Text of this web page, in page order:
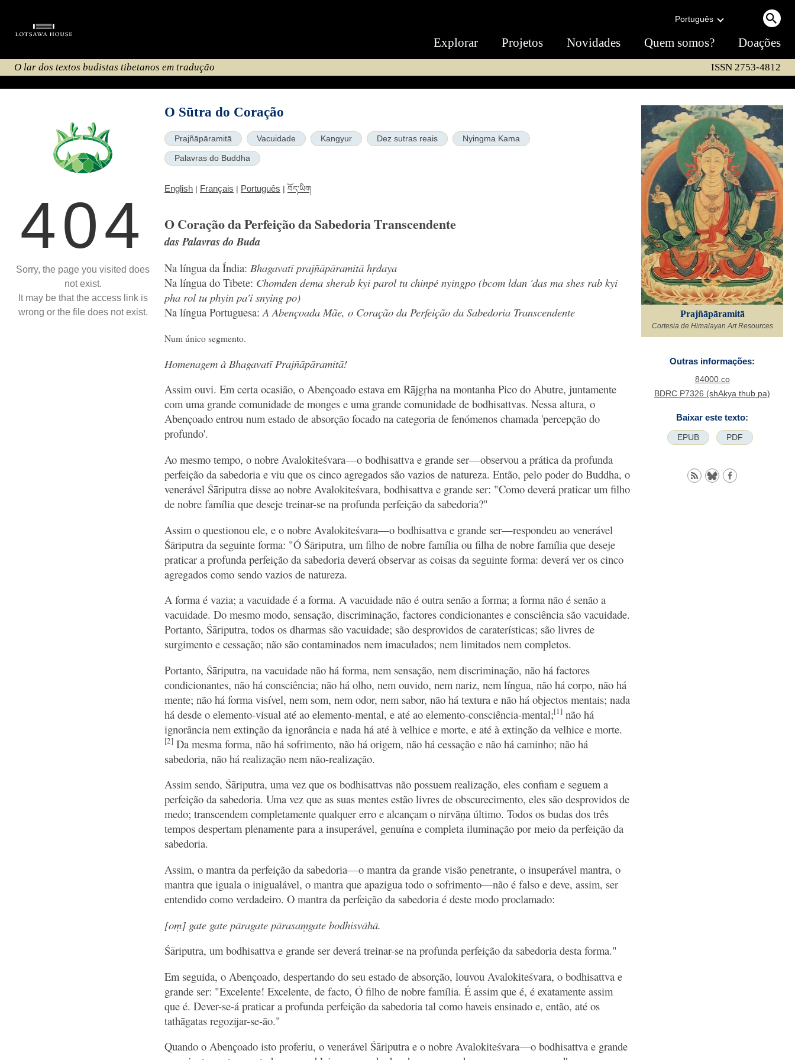
Português
Explorar Projetos Novidades Quem somos? Doações
O lar dos textos budistas tibetanos em tradução ISSN 2753-4812
404
Sorry, the page you visited does
not exist.
It may be that the access link is
wrong or the file does not exist.
O Sūtra do Coração
Prajñāpāramitā Vacuidade Kangyur Dez sutras reais Nyingma Kama
Palavras do Buddha
English | Français | Português | བོད་ཡིག
O Coração da Perfeição da Sabedoria Transcendente
das Palavras do Buda
Na língua da Índia: Bhagavatī prajñāpāramitā hṛdaya
Na língua do Tibete: Chomden dema sherab kyi parol tu chinpé nyingpo (bcom ldan 'das ma shes rab kyi
pha rol tu phyin pa'i snying po)
Na língua Portuguesa: A Abençoada Mãe, o Coração da Perfeição da Sabedoria Transcendente
Num único segmento.
Homenagem à Bhagavatī Prajñāpāramitā!
Assim ouvi. Em certa ocasião, o Abençoado estava em Rājgṛha na montanha Pico do Abutre, juntamente
com uma grande comunidade de monges e uma grande comunidade de bodhisattvas. Nessa altura, o
Abençoado entrou num estado de absorção focado na categoria de fenómenos chamada 'percepção do
profundo'.
Ao mesmo tempo, o nobre Avalokiteśvara—o bodhisattva e grande ser—observou a prática da profunda
perfeição da sabedoria e viu que os cinco agregados são vazios de natureza. Então, pelo poder do Buddha, o
venerável Śāriputra disse ao nobre Avalokiteśvara, bodhisattva e grande ser: "Como deverá praticar um filho
de nobre família que deseje treinar-se na profunda perfeição da sabedoria?"
Assim o questionou ele, e o nobre Avalokiteśvara—o bodhisattva e grande ser—respondeu ao venerável
Śāriputra da seguinte forma: "Ó Śāriputra, um filho de nobre família ou filha de nobre família que deseje
praticar a profunda perfeição da sabedoria deverá observar as coisas da seguinte forma: deverá ver os cinco
agregados como sendo vazios de natureza.
A forma é vazia; a vacuidade é a forma. A vacuidade não é outra senão a forma; a forma não é senão a
vacuidade. Do mesmo modo, sensação, discriminação, factores condicionantes e consciência são vacuidade.
Portanto, Śāriputra, todos os dharmas são vacuidade; são desprovidos de caraterísticas; são livres de
surgimento e cessação; não são contaminados nem imaculados; nem limitados nem completos.
Portanto, Śāriputra, na vacuidade não há forma, nem sensação, nem discriminação, não há factores
condicionantes, não há consciência; não há olho, nem ouvido, nem nariz, nem língua, não há corpo, não há
mente; não há forma visível, nem som, nem odor, nem sabor, não há textura e não há objectos mentais; nada
há desde o elemento-visual até ao elemento-mental, e até ao elemento-consciência-mental;[1] não há
ignorância nem extinção da ignorância e nada há até à velhice e morte, e até à extinção da velhice e morte.
[2] Da mesma forma, não há sofrimento, não há origem, não há cessação e não há caminho; não há
sabedoria, não há realização nem não-realização.
Assim sendo, Śāriputra, uma vez que os bodhisattvas não possuem realização, eles confiam e seguem a
perfeição da sabedoria. Uma vez que as suas mentes estão livres de obscurecimento, eles são desprovidos de
medo; transcendem completamente qualquer erro e alcançam o nirvāṇa último. Todos os budas dos três
tempos despertam plenamente para a insuperável, genuína e completa iluminação por meio da perfeição da
sabedoria.
Assim, o mantra da perfeição da sabedoria—o mantra da grande visão penetrante, o insuperável mantra, o
mantra que iguala o inigualável, o mantra que apazigua todo o sofrimento—não é falso e deve, assim, ser
entendido como verdadeiro. O mantra da perfeição da sabedoria é deste modo proclamado:
[oṃ] gate gate pāragate pārasaṃgate bodhisvāhā.
Śāriputra, um bodhisattva e grande ser deverá treinar-se na profunda perfeição da sabedoria desta forma."
Em seguida, o Abençoado, despertando do seu estado de absorção, louvou Avalokiteśvara, o bodhisattva e
grande ser: "Excelente! Excelente, de facto, Ó filho de nobre família. É assim que é, é exatamente assim
que é. Dever-se-á praticar a profunda perfeição da sabedoria tal como haveis ensinado e, então, até os
tathāgatas regozijar-se-ão."
Quando o Abençoado isto proferiu, o venerável Śāriputra e o nobre Avalokiteśvara—o bodhisattva e grande
Prajñāpāramitā
Cortesia de Himalayan Art Resources
Outras informações:
84000.co
BDRC P7326 (shAkya thub pa)
Baixar este texto:
EPUB PDF